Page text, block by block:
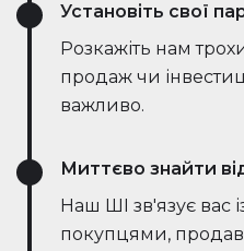
Установіть свої
Розкажіть нам
продаж чи
важливо.
Миттєво знайти
Наш ШІ зв'язує вас
покупцями,